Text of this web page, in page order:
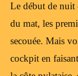
Le début de nuit
du mat, les
secouée. Mais
cockpit en